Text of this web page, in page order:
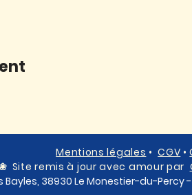
Mentions légales •CGV •
Site remis à jour avec amour par
Bayles, 38930 Le Monestier-du-Percy